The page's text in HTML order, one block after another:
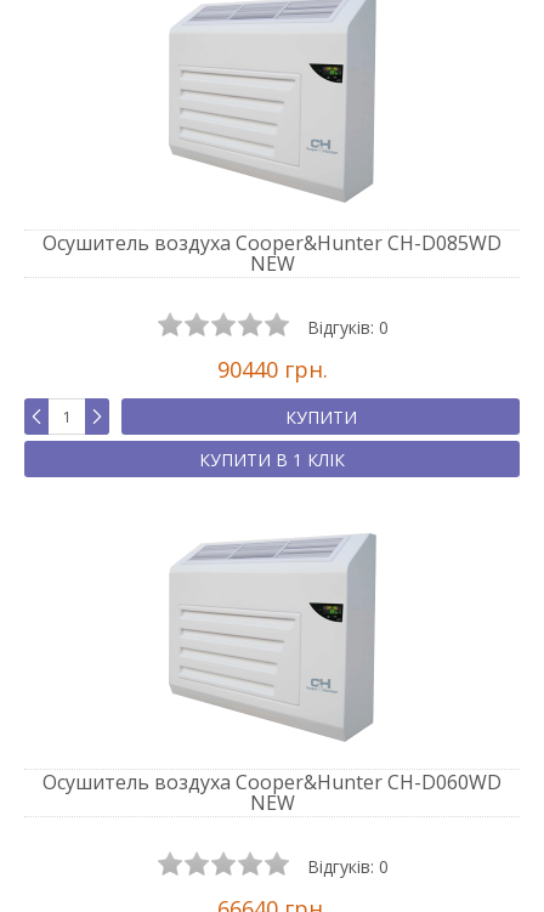
Осушитель воздуха Cooper&Hunter CH-D085WD
NEW
Відгуків: 0
90440 грн.
КУПИТИ
КУПИТИ В 1 КЛІК
Осушитель воздуха Cooper&Hunter CH-D060WD
NEW
Відгуків: 0